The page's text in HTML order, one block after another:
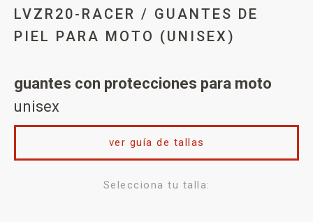
LVZR20-RACER / GUANTES DE
PIEL PARA MOTO (UNISEX)
guantes con protecciones para moto
unisex
Selecciona tu talla:
ver guía de tallas